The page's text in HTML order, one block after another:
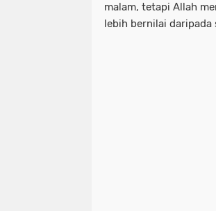
malam, tetapi Allah
lebih bernilai daripada